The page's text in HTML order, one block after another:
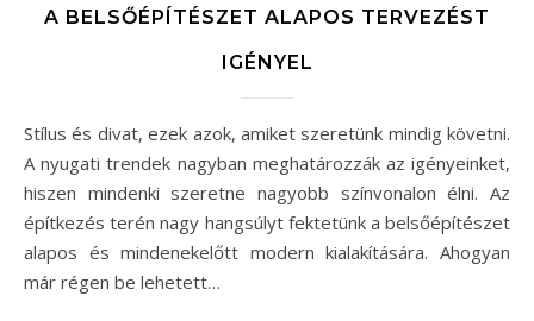
A BELSŐÉPÍTÉSZET ALAPOS TERVEZÉST
IGÉNYEL
Stílus és divat, ezek azok, amiket szeretünk mindig követni.
A nyugati trendek nagyban meghatározzák az igényeinket,
hiszen mindenki szeretne nagyobb színvonalon élni. Az
építkezés terén nagy hangsúlyt fektetünk a belsőépítészet
alapos és mindenekelőtt modern kialakítására. Ahogyan
már régen be lehetett…